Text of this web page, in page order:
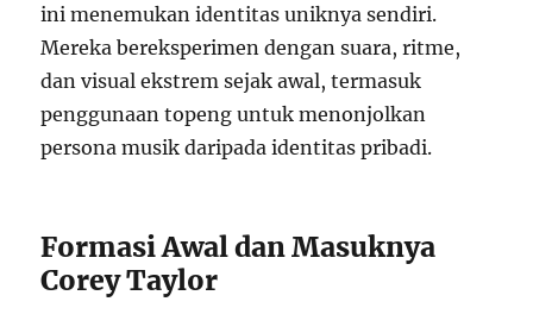
ini menemukan identitas uniknya sendiri.
Mereka bereksperimen dengan suara, ritme,
dan visual ekstrem sejak awal, termasuk
penggunaan topeng untuk menonjolkan
persona musik daripada identitas pribadi.
Formasi Awal dan Masuknya
Corey Taylor